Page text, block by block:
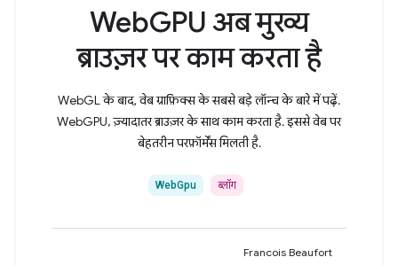
WebGPU अब मुख्य
ब्राउज़र पर काम करता है
WebGL के बाद, वेब ग्राफ़िक्स के सबसे बड़े लॉन्च के बारे में पढ़ें.
WebGPU, ज़्यादातर ब्राउज़र के साथ काम करता है. इससे वेब पर
बेहतरीन परफ़ॉर्मेंस मिलती है.
WebGpu ब्लॉग
Francois Beaufort